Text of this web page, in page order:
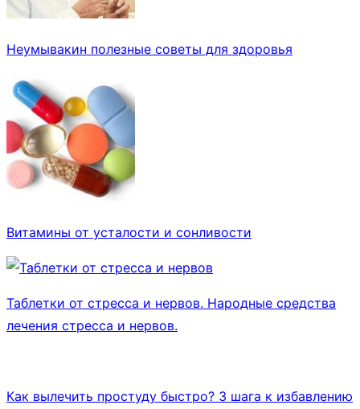
Неумывакин полезные советы для здоровья
Витамины от усталости и сонливости
Таблетки от стресса и нервов. Народные средства
лечения стресса и нервов.
Как вылечить простуду быстро? 3 шага к избавлению